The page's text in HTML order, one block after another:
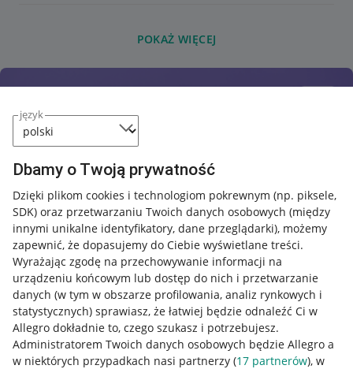
język
Dbamy o Twoją prywatność
Dzięki plikom cookies i technologiom pokrewnym (np. piksele,
SDK) oraz przetwarzaniu Twoich danych osobowych (między
innymi unikalne identyfikatory, dane przeglądarki), możemy
zapewnić, że dopasujemy do Ciebie wyświetlane treści.
Wyrażając zgodę na przechowywanie informacji na
urządzeniu końcowym lub dostęp do nich i przetwarzanie
danych (w tym w obszarze profilowania, analiz rynkowych i
statystycznych) sprawiasz, że łatwiej będzie odnaleźć Ci w
Allegro dokładnie to, czego szukasz i potrzebujesz.
Administratorem Twoich danych osobowych będzie Allegro a
w niektórych przypadkach nasi partnerzy (17 partnerów), w
POKAŻ WIĘCEJ